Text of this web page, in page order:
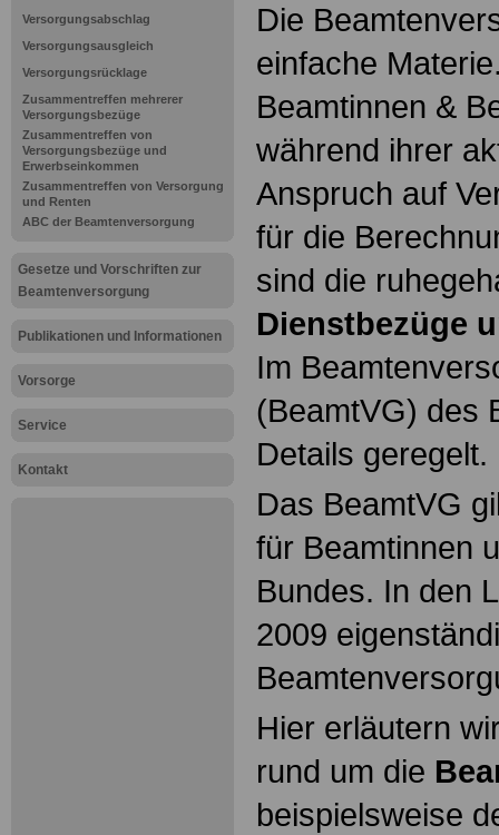
Versorgungsabschlag
Versorgungsausgleich
Versorgungsrücklage
Zusammentreffen mehrerer
Versorgungsbezüge
Zusammentreffen von
Versorgungsbezüge und
Erwerbseinkommen
Zusammentreffen von Versorgung
und Renten
ABC der Beamtenversorgung
Gesetze und Vorschriften zur
Beamtenversorgung
Publikationen und Informationen
Vorsorge
Service
Kontakt
Die
einfache
Beamtinnen &
während ihrer
Anspruch auf
für die
sind die
Dienstbezüge
Im
(BeamtVG) des
Details geregelt.
Das BeamtVG
für Beamtinnen
Bundes. In den
2009
Hier erläutern
rund um die
beispielsweise